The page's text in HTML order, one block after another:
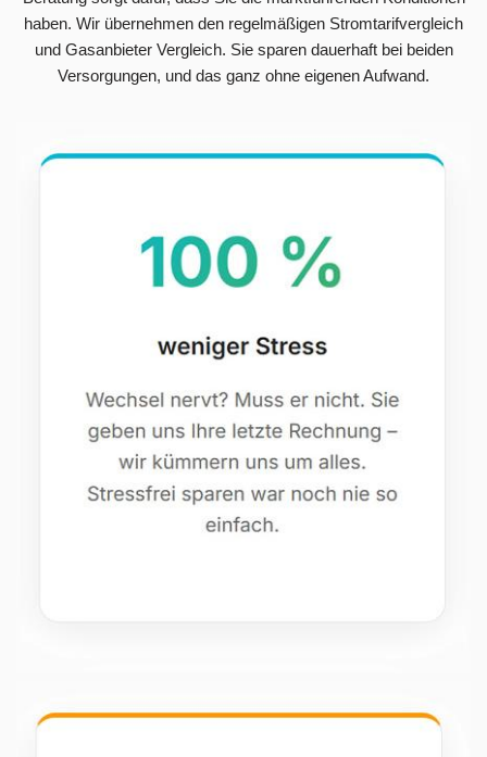
haben. Wir übernehmen den regelmäßigen Stromtarifvergleich
und Gasanbieter Vergleich. Sie sparen dauerhaft bei beiden
Versorgungen, und das ganz ohne eigenen Aufwand.